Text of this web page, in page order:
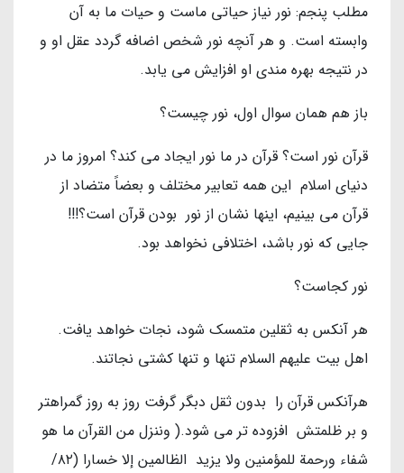
مطلب پنجم: نور نياز حياتى ماست و حيات ما به آن
وابسته است. و هر آنچه نور شخص اضافه گردد عقل او و
در نتيجه بهره مندي او افزايش مي يابد.
باز هم همان سوال اول، نور چيست؟
قرآن نور است؟ قرآن در ما نور ايجاد مي كند؟ امروز ما در
دنياي اسلام اين همه تعابير مختلف و بعضاً متضاد از
قرآن مي بينيم، اينها نشان از نور بودن قرآن است؟!!!
جايي كه نور باشد، اختلافي نخواهد بود.
نور كجاست؟
هر آنكس به ثقلين متمسك شود، نجات خواهد يافت.
اهل بيت عليهم السلام تنها و تنها كشتي نجاتند.
هرآنکس قرآن را بدون ثقل دبگر گرفت روز به روز گمراهتر
و بر ظلمتش افزوده تر مى شود.( وننزل من القرآن ما هو
شفاء ورحمة للمؤمنين ولا يزيد الظالمين إلا خسارا (۸۲/